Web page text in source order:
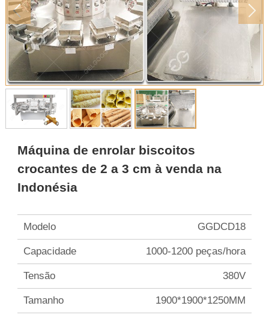
Máquina de enrolar biscoitos
crocantes de 2 a 3 cm à venda na
Indonésia
Modelo GGDCD18
Capacidade 1000-1200 peças/hora
Tensão 380V
Tamanho 1900*1900*1250MM